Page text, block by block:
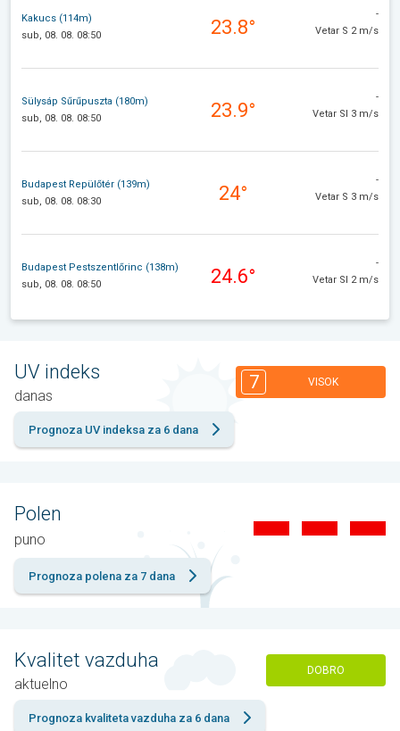
Kakucs (114m)
sub, 08. 08. 08:50
23.8°
-
Vetar S 2 m/s
Sülysáp Sűrűpuszta (180m)
sub, 08. 08. 08:50
23.9°
-
Vetar SI 3 m/s
Budapest Repülőtér (139m)
sub, 08. 08. 08:30
24°
-
Vetar S 3 m/s
Budapest Pestszentlőrinc (138m)
sub, 08. 08. 08:50
24.6°
-
Vetar SI 2 m/s
UV indeks
danas
7 VISOK
Prognoza UV indeksa za 6 dana
Polen
puno
Prognoza polena za 7 dana
Kvalitet vazduha
aktuelno
DOBRO
Prognoza kvaliteta vazduha za 6 dana